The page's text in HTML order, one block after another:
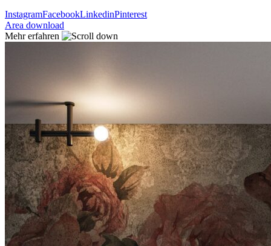
InstagramFacebookLinkedinPinterest
Area download
Mehr erfahren